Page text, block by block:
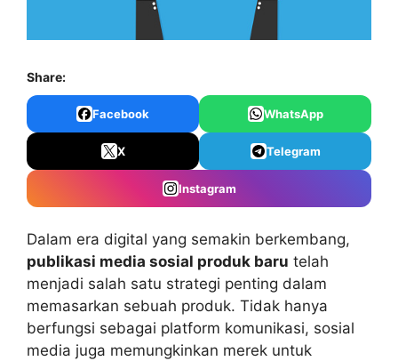
Share:
Facebook WhatsApp
X Telegram
Instagram
Dalam era digital yang semakin berkembang,
publikasi media sosial produk baru telah
menjadi salah satu strategi penting dalam
memasarkan sebuah produk. Tidak hanya
berfungsi sebagai platform komunikasi, sosial
media juga memungkinkan merek untuk